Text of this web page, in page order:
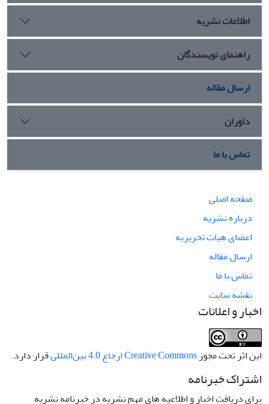
اطلاعات نشریه
راهنمای نویسندگان
ارسال مقاله
داوران
تماس با ما
صفحه اصلی
درباره نشریه
اعضای هیات تحریریه
ارسال مقاله
تماس با ما
نقشه سایت
اخبار و اعلانات
این اثر تحت مجوز Creative Commons ارجاع 4.0 بین‌المللی قرار دارد.
اشتراک خبرنامه
برای دریافت اخبار و اطلاعیه های مهم نشریه در خبرنامه نشریه